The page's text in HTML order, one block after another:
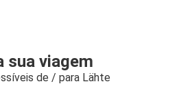
sua viagem
de / para Lähte